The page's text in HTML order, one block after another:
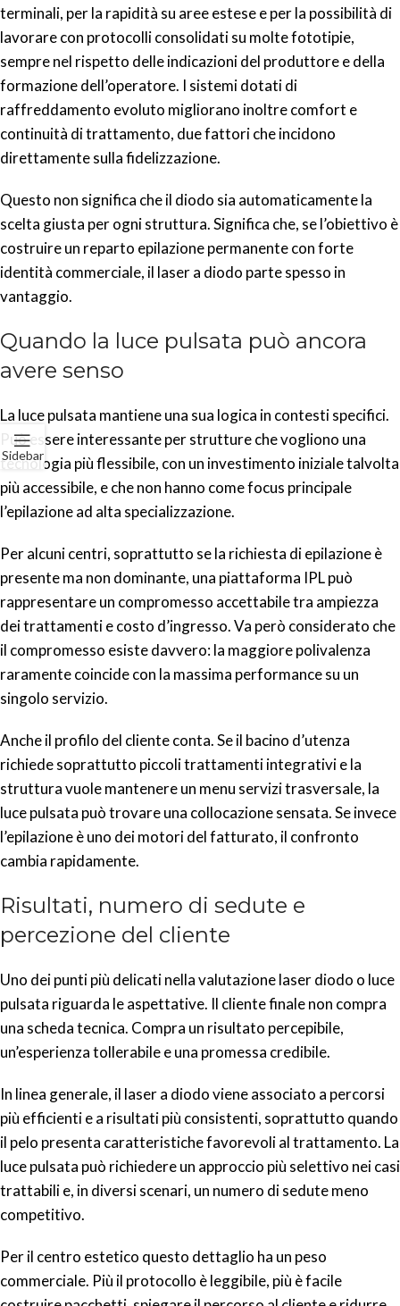
terminali, per la rapidità su aree estese e per la possibilità di
lavorare con protocolli consolidati su molte fototipie,
sempre nel rispetto delle indicazioni del produttore e della
formazione dell’operatore. I sistemi dotati di
raffreddamento evoluto migliorano inoltre comfort e
continuità di trattamento, due fattori che incidono
direttamente sulla fidelizzazione.
Questo non significa che il diodo sia automaticamente la
scelta giusta per ogni struttura. Significa che, se l’obiettivo è
costruire un reparto epilazione permanente con forte
identità commerciale, il laser a diodo parte spesso in
vantaggio.
Quando la luce pulsata può ancora
avere senso
La luce pulsata mantiene una sua logica in contesti specifici.
Può essere interessante per strutture che vogliono una
tecnologia più flessibile, con un investimento iniziale talvolta
più accessibile, e che non hanno come focus principale
l’epilazione ad alta specializzazione.
Per alcuni centri, soprattutto se la richiesta di epilazione è
presente ma non dominante, una piattaforma IPL può
rappresentare un compromesso accettabile tra ampiezza
dei trattamenti e costo d’ingresso. Va però considerato che
il compromesso esiste davvero: la maggiore polivalenza
raramente coincide con la massima performance su un
singolo servizio.
Anche il profilo del cliente conta. Se il bacino d’utenza
richiede soprattutto piccoli trattamenti integrativi e la
struttura vuole mantenere un menu servizi trasversale, la
luce pulsata può trovare una collocazione sensata. Se invece
l’epilazione è uno dei motori del fatturato, il confronto
cambia rapidamente.
Risultati, numero di sedute e
percezione del cliente
Uno dei punti più delicati nella valutazione laser diodo o luce
pulsata riguarda le aspettative. Il cliente finale non compra
una scheda tecnica. Compra un risultato percepibile,
un’esperienza tollerabile e una promessa credibile.
In linea generale, il laser a diodo viene associato a percorsi
più efficienti e a risultati più consistenti, soprattutto quando
il pelo presenta caratteristiche favorevoli al trattamento. La
luce pulsata può richiedere un approccio più selettivo nei casi
trattabili e, in diversi scenari, un numero di sedute meno
competitivo.
Per il centro estetico questo dettaglio ha un peso
commerciale. Più il protocollo è leggibile, più è facile
Sidebar